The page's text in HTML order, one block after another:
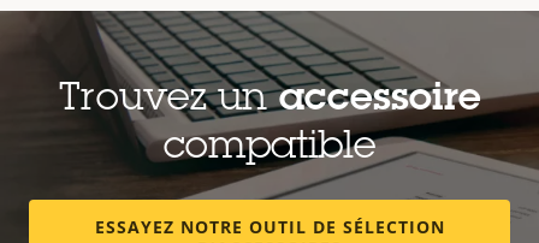
Trouvez unaccessoire
compatible
ESSAYEZ NOTRE OUTIL DE SÉLECTION